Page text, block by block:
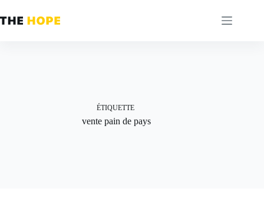
au
contenu
ÉTIQUETTE
vente pain de pays